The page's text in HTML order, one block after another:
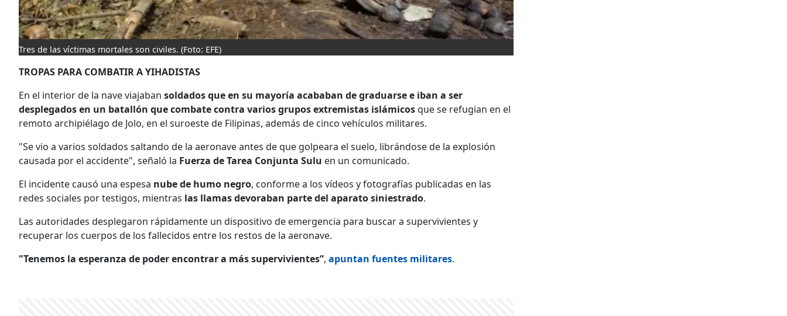
Tres de las víctimas mortales son civiles. (Foto: EFE)
TROPAS PARA COMBATIR A YIHADISTAS
En el interior de la nave viajaban soldados que en su mayoría acababan de graduarse e iban a ser
desplegados en un batallón que combate contra varios grupos extremistas islámicosque se refugian en el
remoto archipiélago de Jolo, en el suroeste de Filipinas, además de cinco vehículos militares.
"Se vio a varios soldados saltando de la aeronave antes de que golpeara el suelo, librándose de la explosión
causada por el accidente", señaló la Fuerza de Tarea Conjunta Sulu en un comunicado.
El incidente causó una espesa nube de humo negro, conforme a los vídeos y fotografías publicadas en las
redes sociales por testigos, mientras las llamas devoraban parte del aparato siniestrado.
Las autoridades desplegaron rápidamente un dispositivo de emergencia para buscar a supervivientes y
recuperar los cuerpos de los fallecidos entre los restos de la aeronave.
"Tenemos la esperanza de poder encontrar a más supervivientes”, apuntan fuentes militares.